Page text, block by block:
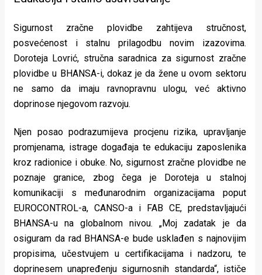
Sigurnost zračne plovidbe zahtijeva stručnost,
posvećenost i stalnu prilagodbu novim izazovima.
Doroteja Lovrić, stručna saradnica za sigurnost zračne
plovidbe u BHANSA-i, dokaz je da žene u ovom sektoru
ne samo da imaju ravnopravnu ulogu, već aktivno
doprinose njegovom razvoju.
Njen posao podrazumijeva procjenu rizika, upravljanje
promjenama, istrage događaja te edukaciju zaposlenika
kroz radionice i obuke. No, sigurnost zračne plovidbe ne
poznaje granice, zbog čega je Doroteja u stalnoj
komunikaciji s međunarodnim organizacijama poput
EUROCONTROL-a, CANSO-a i FAB CE, predstavljajući
BHANSA-u na globalnom nivou. „Moj zadatak je da
osiguram da rad BHANSA-e bude usklađen s najnovijim
propisima, učestvujem u certifikacijama i nadzoru, te
doprinesem unapređenju sigurnosnih standarda“, ističe